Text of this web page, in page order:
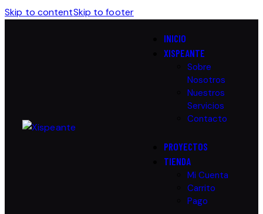
Skip to contentSkip to footer
INICIO
XISPEANTE
Sobre
Nosotros
Nuestros
Servicios
Contacto
PROYECTOS
TIENDA
Mi Cuenta
Carrito
Pago